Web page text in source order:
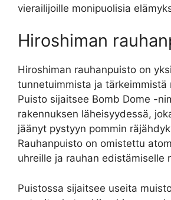
vierailijoille monipuolisia
Hiroshiman
Hiroshiman rauhanpuisto on
tunnetuimmista ja tärkeimmistä
Puisto sijaitsee Bomb Dome -
rakennuksen läheisyydessä,
jäänyt pystyyn pommin
Rauhanpuisto on omistettu
uhreille ja rauhan edistämiselle
Puistossa sijaitsee useita